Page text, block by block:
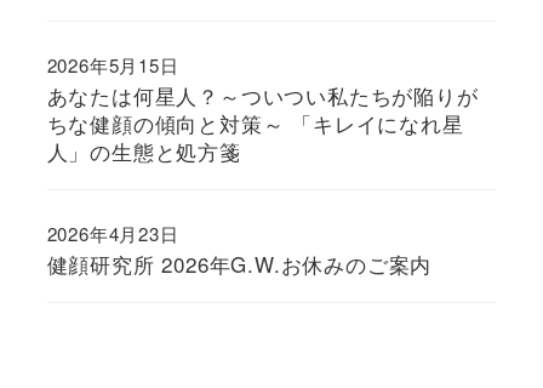
あなたは何星人？～ついつい私たちが陥りが
ちな健顔の傾向と対策～ 「キレイになれ星
人」の生態と処方箋
2026年5月15日
健顔研究所 2026年G.W.お休みのご案内
2026年4月23日